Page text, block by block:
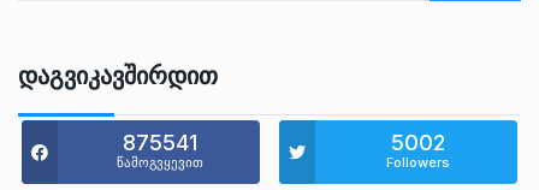
Დაგვიკავშირდით
875541
წამოგვყევით
5002
Followers